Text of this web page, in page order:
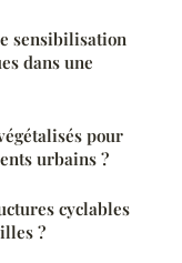
sensibilisation
dans une
pour
urbains ?
cyclables
?